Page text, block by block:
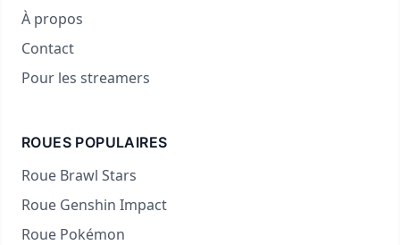
À propos
Contact
Pour les streamers
ROUES POPULAIRES
Roue Brawl Stars
Roue Genshin Impact
Roue Pokémon